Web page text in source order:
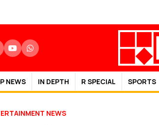
NEWS IN DEPTH R SPECIAL SPORTS
NEWS